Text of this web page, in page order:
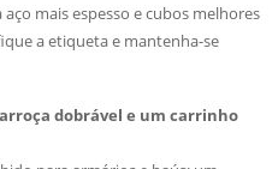
aço mais espesso e cubos melhores
a etiqueta e mantenha-se
dobrável e um carrinho